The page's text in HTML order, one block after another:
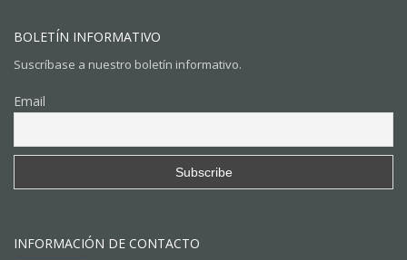
BOLETÍN INFORMATIVO
Suscríbase a nuestro boletín informativo.
Email
INFORMACIÓN DE CONTACTO